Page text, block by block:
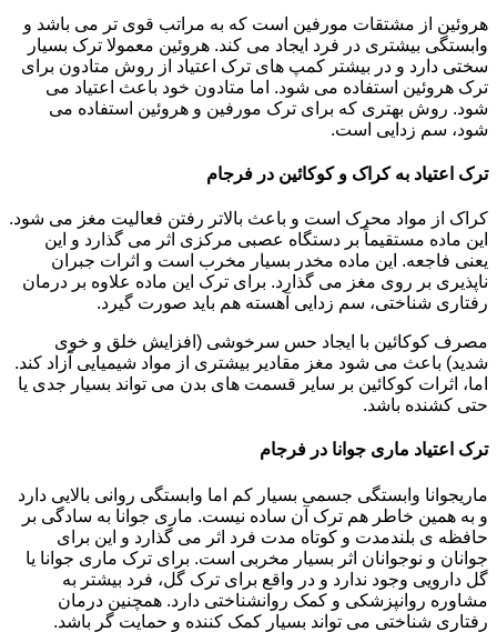
هروئین از مشتقات مورفین است که به مراتب قوی تر می باشد و
وابستگی بیشتری در فرد ایجاد می کند. هروئین معمولا ترک بسیار
سختی دارد و در بیشتر کمپ های ترک اعتیاد از روش متادون برای
ترک هروئین استفاده می شود. اما متادون خود باعث اعتیاد می
شود. روش بهتری که برای ترک مورفین و هروئین استفاده می
شود، سم زدایی است.
ترک اعتیاد به کراک و کوکائین در فرجام
کراک از مواد محرک است و باعث بالاتر رفتن فعالیت مغز می شود.
این ماده مستقیماً بر دستگاه عصبی مرکزی اثر می گذارد و این
یعنی فاجعه. این ماده مخدر بسیار مخرب است و اثرات جبران
ناپذیری بر روی مغز می گذارد. برای ترک این ماده علاوه بر درمان
رفتاری شناختی، سم زدایی آهسته هم باید صورت گیرد.
مصرف کوکائین با ایجاد حس سرخوشی (افزایش خلق و خوی
شدید) باعث می شود مغز مقادیر بیشتری از مواد شیمیایی آزاد کند.
اما، اثرات کوکائین بر سایر قسمت های بدن می تواند بسیار جدی یا
حتی کشنده باشد.
ترک اعتیاد ماری جوانا در فرجام
ماریجوانا وابستگی جسمی بسیار کم اما وابستگی روانی بالایی دارد
و به همین خاطر هم ترک آن ساده نیست. ماری جوانا به سادگی بر
حافظه ی بلندمدت و کوتاه مدت فرد اثر می گذارد و این برای
جوانان و نوجوانان اثر بسیار مخربی است. برای ترک ماری جوانا یا
گل دارویی وجود ندارد و در واقع برای ترک گل، فرد بیشتر به
مشاوره روانپزشکی و کمک روانشناختی دارد. همچنین درمان
رفتاری شناختی می تواند بسیار کمک کننده و حمایت گر باشد.